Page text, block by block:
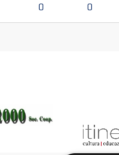
0 0